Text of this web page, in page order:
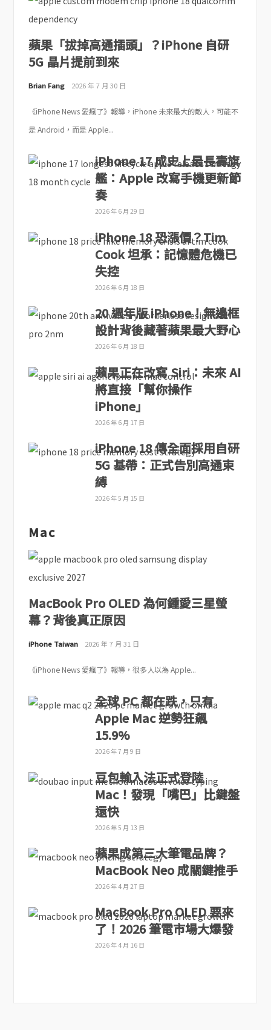
蘋果「拔掉高通插頭」？iPhone 自研
5G 晶片提前到來
Brian Fang 2026 年 7 月 30 日
《iPhone News 愛瘋了》報導，iPhone 未來最大的敵人，可能不
是 Android，而是 Apple...
iPhone 17 成史上最長壽旗
艦：Apple 改寫手機更新節
奏
2026 年 6 月 29 日
iPhone 18 恐漲價？Tim
Cook 坦承：記憶體危機已
失控
2026 年 6 月 18 日
20 週年版 iPhone！無邊框
設計背後藏著蘋果最大野心
2026 年 6 月 18 日
蘋果正在改寫 Siri：未來 AI
將直接「幫你操作
iPhone」
2026 年 6 月 17 日
iPhone 18 傳全面採用自研
5G 基帶：正式告別高通束
縛
2026 年 5 月 15 日
Mac
MacBook Pro OLED 為何鍾愛三星螢
幕？背後真正原因
iPhone Taiwan 2026 年 7 月 31 日
《iPhone News 愛瘋了》報導，很多人以為 Apple...
全球 PC 都在跌，只有
Apple Mac 逆勢狂飆
15.9%
2026 年 7 月 9 日
豆包輸入法正式登陸
Mac！發現「嘴巴」比鍵盤
還快
2026 年 5 月 13 日
蘋果成第三大筆電品牌？
MacBook Neo 成關鍵推手
2026 年 4 月 27 日
MacBook Pro OLED 要來
了！2026 筆電市場大爆發
2026 年 4 月 16 日